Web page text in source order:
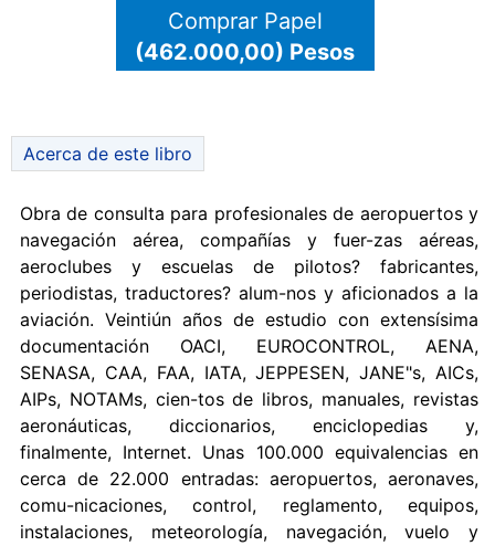
Comprar Papel
(462.000,00) Pesos
Acerca de este libro
Obra de consulta para profesionales de aeropuertos y
navegación aérea, compañías y fuer-zas aéreas,
aeroclubes y escuelas de pilotos? fabricantes,
periodistas, traductores? alum-nos y aficionados a la
aviación. Veintiún años de estudio con extensísima
documentación OACI, EUROCONTROL, AENA,
SENASA, CAA, FAA, IATA, JEPPESEN, JANE"s, AICs,
AIPs, NOTAMs, cien-tos de libros, manuales, revistas
aeronáuticas, diccionarios, enciclopedias y,
finalmente, Internet. Unas 100.000 equivalencias en
cerca de 22.000 entradas: aeropuertos, aeronaves,
comu-nicaciones, control, reglamento, equipos,
instalaciones, meteorología, navegación, vuelo y